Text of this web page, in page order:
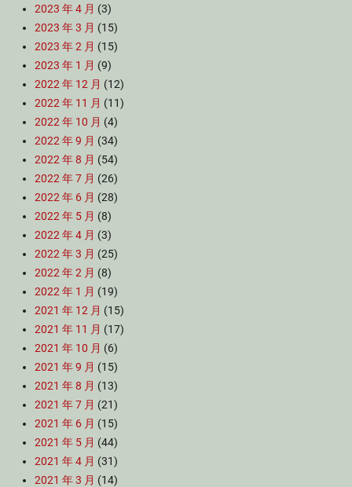
2023 年 4 月 (3)
2023 年 3 月 (15)
2023 年 2 月 (15)
2023 年 1 月 (9)
2022 年 12 月 (12)
2022 年 11 月 (11)
2022 年 10 月 (4)
2022 年 9 月 (34)
2022 年 8 月 (54)
2022 年 7 月 (26)
2022 年 6 月 (28)
2022 年 5 月 (8)
2022 年 4 月 (3)
2022 年 3 月 (25)
2022 年 2 月 (8)
2022 年 1 月 (19)
2021 年 12 月 (15)
2021 年 11 月 (17)
2021 年 10 月 (6)
2021 年 9 月 (15)
2021 年 8 月 (13)
2021 年 7 月 (21)
2021 年 6 月 (15)
2021 年 5 月 (44)
2021 年 4 月 (31)
2021 年 3 月 (14)